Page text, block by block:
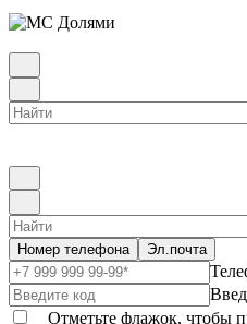
Номер телефона Эл.почта
Отметьте флажок, чтобы